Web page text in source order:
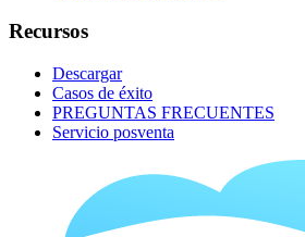
Recursos
Descargar
Casos de éxito
PREGUNTAS FRECUENTES
Servicio posventa